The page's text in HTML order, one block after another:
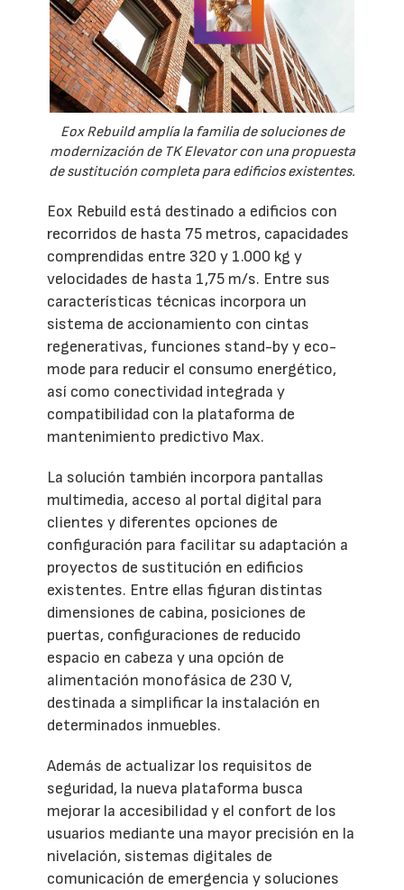
Eox Rebuild amplía la familia de soluciones de
modernización de TK Elevator con una propuesta
de sustitución completa para edificios existentes.
Eox Rebuild está destinado a edificios con
recorridos de hasta 75 metros, capacidades
comprendidas entre 320 y 1.000 kg y
velocidades de hasta 1,75 m/s. Entre sus
características técnicas incorpora un
sistema de accionamiento con cintas
regenerativas, funciones stand-by y eco-
mode para reducir el consumo energético,
así como conectividad integrada y
compatibilidad con la plataforma de
mantenimiento predictivo Max.
La solución también incorpora pantallas
multimedia, acceso al portal digital para
clientes y diferentes opciones de
configuración para facilitar su adaptación a
proyectos de sustitución en edificios
existentes. Entre ellas figuran distintas
dimensiones de cabina, posiciones de
puertas, configuraciones de reducido
espacio en cabeza y una opción de
alimentación monofásica de 230 V,
destinada a simplificar la instalación en
determinados inmuebles.
Además de actualizar los requisitos de
seguridad, la nueva plataforma busca
mejorar la accesibilidad y el confort de los
usuarios mediante una mayor precisión en la
nivelación, sistemas digitales de
comunicación de emergencia y soluciones